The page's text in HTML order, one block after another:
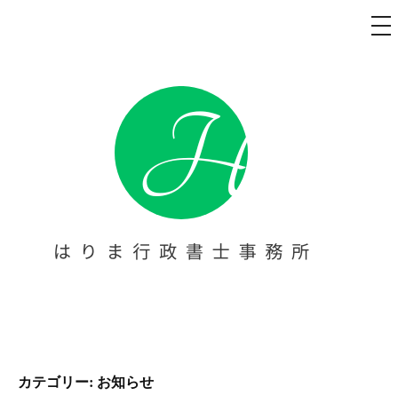
福祉事業の開業・立ち上げサポ
ート【はりま行政書士事務
帳の申請サポートも行っております。芦屋・尼崎・宝塚・伊丹
メ
ニ
カテゴリー: お知らせ